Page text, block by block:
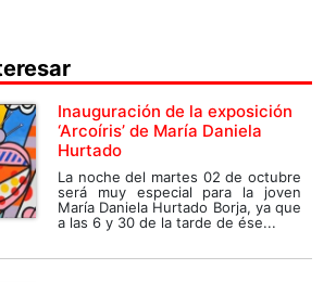
Inauguración de la exposición
‘Arcoíris’ de María Daniela
Hurtado
La noche del martes 02 de octubre
será muy especial para la joven
María Daniela Hurtado Borja, ya que
a las 6 y 30 de la tarde de ése...